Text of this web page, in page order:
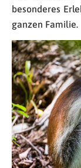
besonderes
ganzen Familie.